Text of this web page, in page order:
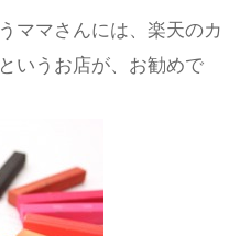
ママさんには、楽天のカ
いうお店が、お勧めで